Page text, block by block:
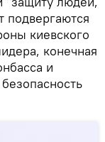
подвергаются
киевского
конечная
и